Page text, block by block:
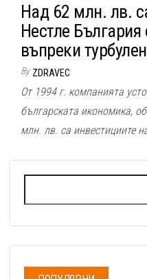
Над 62 млн. лв.
Нестле
въпреки
By ZDRAVEC
От 1994 г. компанията
българската икономика,
млн. лв. са инвестициите
за: